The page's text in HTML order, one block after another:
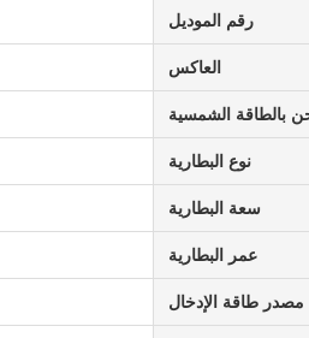
رقم الموديل
العاكس
بالطاقة الشمسية
نوع البطارية
سعة البطارية
عمر البطارية
مصدر طاقة الإدخال